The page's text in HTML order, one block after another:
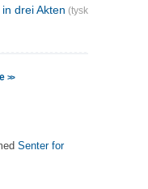
drei Akten (tysk)
>>
Senter for